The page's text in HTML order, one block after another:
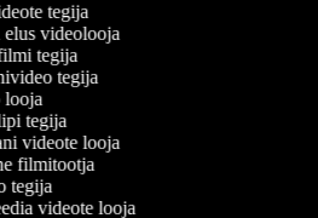
tegija
elus videolooja
tegija
tegija
looja
tegija
videote looja
filmitootja
tegija
videote looja